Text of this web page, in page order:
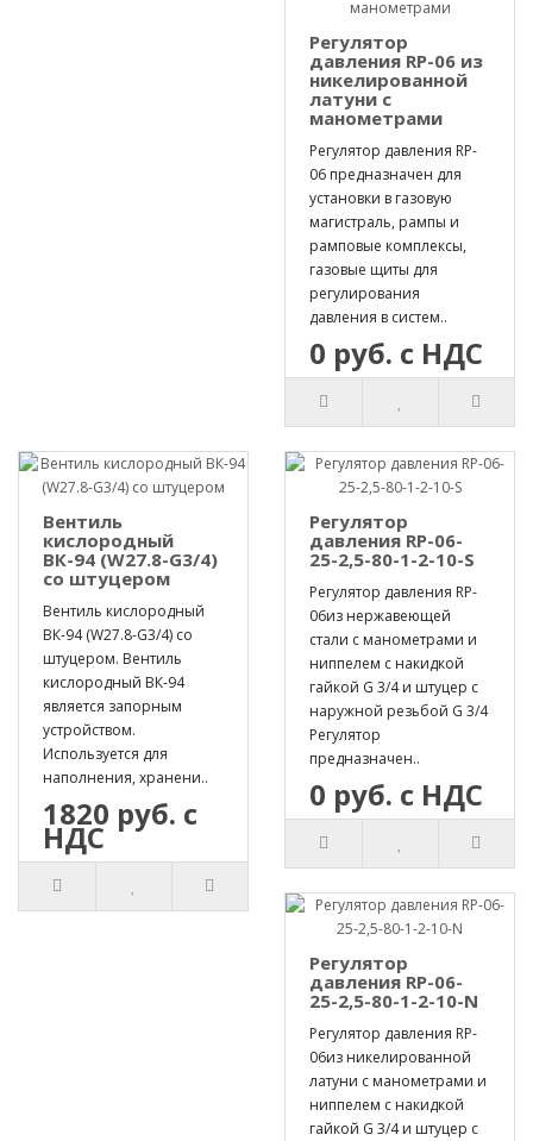
Регулятор
давления RP-06 из
никелированной
латуни с
манометрами
Регулятор давления RP-
06 предназначен для
установки в газовую
магистраль, рампы и
рамповые комплексы,
газовые щиты для
регулирования
давления в систем..
0 руб. с НДС
Вентиль
кислородный
ВК-94 (W27.8-G3/4)
со штуцером
Вентиль кислородный
ВК-94 (W27.8-G3/4) со
штуцером. Вентиль
кислородный ВК-94
является запорным
устройством.
Используется для
наполнения, хранени..
1820 руб. с
НДС
Регулятор
давления RP-06-
25-2,5-80-1-2-10-S
Регулятор давления RP-
06из нержавеющей
стали с манометрами и
ниппелем с накидкой
гайкой G 3/4 и штуцер с
наружной резьбой G 3/4
Регулятор
предназначен..
0 руб. с НДС
Регулятор
давления RP-06-
25-2,5-80-1-2-10-N
Регулятор давления RP-
06из никелированной
латуни с манометрами и
ниппелем с накидкой
гайкой G 3/4 и штуцер с